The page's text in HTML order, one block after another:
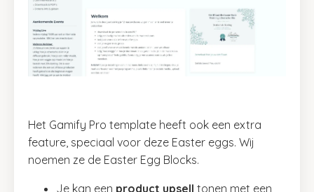
Het Gamify Pro template heeft ook een extra
feature, speciaal voor deze Easter eggs. Wij
noemen ze de Easter Egg Blocks.
Je kan een product upsell tonen met een